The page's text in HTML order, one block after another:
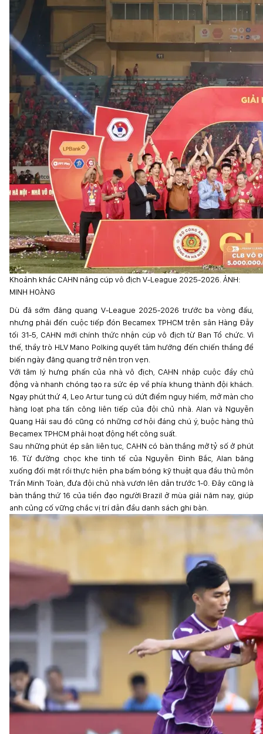
Khoảnh khắc CAHN nâng cúp vô địch V-League 2025-2026. ẢNH:
MINH HOÀNG
Dù đã sớm đăng quang V-League 2025-2026 trước ba vòng đấu,
nhưng phải đến cuộc tiếp đón Becamex TPHCM trên sân Hàng Đẫy
tối 31-5, CAHN mới chính thức nhận cúp vô địch từ Ban Tổ chức. Vì
thế, thầy trò HLV Mano Polking quyết tâm hướng đến chiến thắng để
biến ngày đăng quang trở nên trọn vẹn.
Với tâm lý hưng phấn của nhà vô địch, CAHN nhập cuộc đầy chủ
động và nhanh chóng tạo ra sức ép về phía khung thành đội khách.
Ngay phút thứ 4, Leo Artur tung cú dứt điểm nguy hiểm, mở màn cho
hàng loạt pha tấn công liên tiếp của đội chủ nhà. Alan và Nguyễn
Quang Hải sau đó cũng có những cơ hội đáng chú ý, buộc hàng thủ
Becamex TPHCM phải hoạt động hết công suất.
Sau những phút ép sân liên tục, CAHN có bàn thắng mở tỷ số ở phút
16. Từ đường chọc khe tinh tế của Nguyễn Đình Bắc, Alan băng
xuống đối mặt rồi thực hiện pha bấm bóng kỹ thuật qua đầu thủ môn
Trần Minh Toàn, đưa đội chủ nhà vươn lên dẫn trước 1-0. Đây cũng là
bàn thắng thứ 16 của tiền đạo người Brazil ở mùa giải năm nay, giúp
anh củng cố vững chắc vị trí dẫn đầu danh sách ghi bàn.